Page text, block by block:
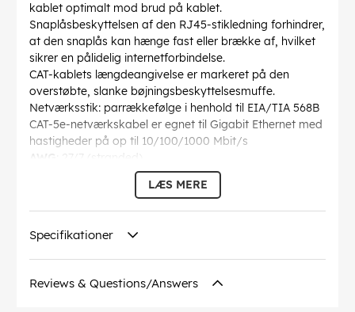
kablet optimalt mod brud på kablet.
Snaplåsbeskyttelsen af den RJ45-stikledning forhindrer,
at den snaplås kan hænge fast eller brække af, hvilket
sikrer en pålidelig internetforbindelse.
CAT-kablets længdeangivelse er markeret på den
overstøbte, slanke bøjningsbeskyttelsesmuffe.
Netværksstik: parrækkefølge i henhold til EIA/TIA 568B
CAT-5e-netværkskabel er egnet til Gigabit Ethernet med
hastigheder på op til 10/100/1000 Mbit/s
AWG
: 27/7 (stranded)
: 36.8 mm
Kabelkappen diameter: 4.5 mm
Forbindelser: EIA/TIA-568 B
Markeringer: WEEE, CE
Driftstemperatur fra: -20 °C
LÆS MERE
Specifikationer
Reviews & Questions/Answers